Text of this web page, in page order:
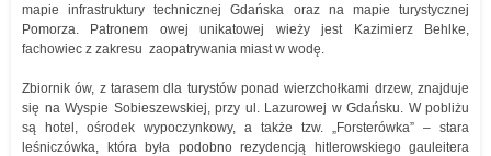
mapie infrastruktury technicznej Gdańska oraz na mapie turystycznej
Pomorza. Patronem owej unikatowej wieży jest Kazimierz Behlke,
fachowiec z zakresu zaopatrywania miast w wodę.
Zbiornik ów, z tarasem dla turystów ponad wierzchołkami drzew, znajduje
się na Wyspie Sobieszewskiej, przy ul. Lazurowej w Gdańsku. W pobliżu
są hotel, ośrodek wypoczynkowy, a także tzw. „Forsterówka” – stara
leśniczówka, która była podobno rezydencją hitlerowskiego gauleitera